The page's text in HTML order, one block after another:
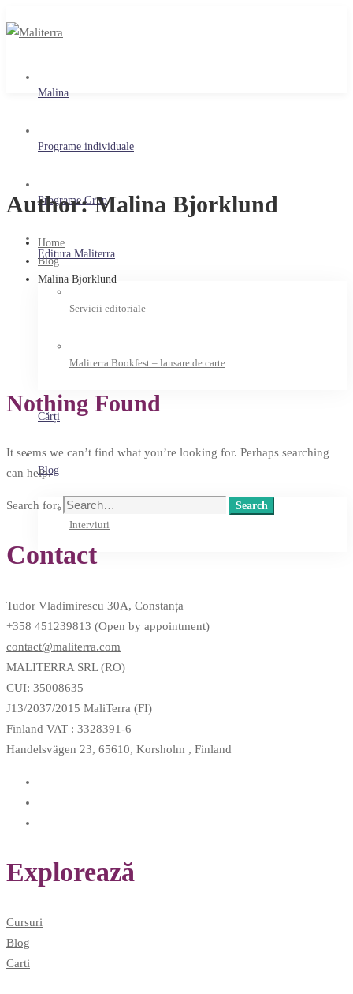
Malina
Programe individuale
Programe Grup
Editura Maliterra
Servicii editoriale
Maliterra Bookfest – lansare de carte
Cărți
Blog
Interviuri
Author:Malina Bjorklund
Home
Blog
Malina Bjorklund
Nothing Found
It seems we can’t find what you’re looking for. Perhaps searching
can help.
Search for: Search
Contact
Tudor Vladimirescu 30A, Constanța
+358 451239813 (Open by appointment)
contact@maliterra.com
MALITERRA SRL (RO)
CUI: 35008635
J13/2037/2015 MaliTerra (FI)
Finland VAT : 3328391-6
Handelsvägen 23, 65610, Korsholm , Finland
Explorează
Cursuri
Blog
Carti